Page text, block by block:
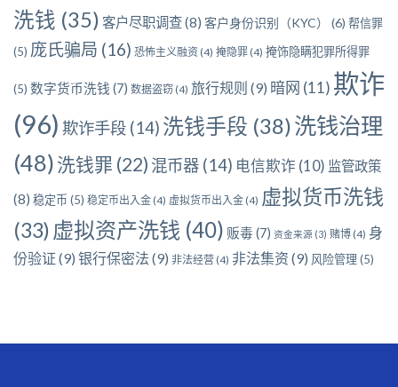
洗钱 (35) 客户尽职调查(8) 客户身份识别（KYC） (6) 帮信罪
(5) 庞氏骗局 (16) 恐怖主义融资 (4) 掩隐罪 (4) 掩饰隐瞒犯罪所得罪
(5) 数字货币洗钱 (7) 数据盗窃 (4) 旅行规则 (9) 暗网 (11) 欺诈
(96) 欺诈手段 (14) 洗钱手段 (38)洗钱治理
(48) 洗钱罪 (22) 混币器 (14) 电信欺诈 (10) 监管政策
(8) 稳定币 (5) 稳定币出入金 (4) 虚拟货币出入金 (4) 虚拟货币洗钱
(33) 虚拟资产洗钱 (40) 贩毒 (7) 资金来源 (3) 赌博 (4) 身
份验证 (9) 银行保密法 (9) 非法经营 (4) 非法集资 (9) 风险管理(5)